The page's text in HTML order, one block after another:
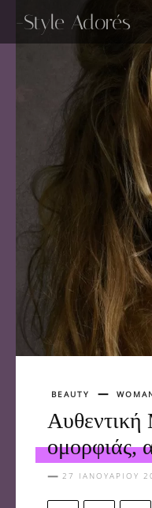
-Style Adorés
BEAUTY
ομορφιάς,
27 ΙΑΝΟΥΑΡΊΟΥ